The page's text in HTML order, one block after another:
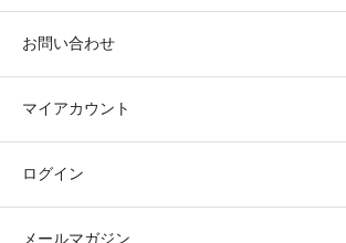
お問い合わせ
マイアカウント
ログイン
メールマガジン